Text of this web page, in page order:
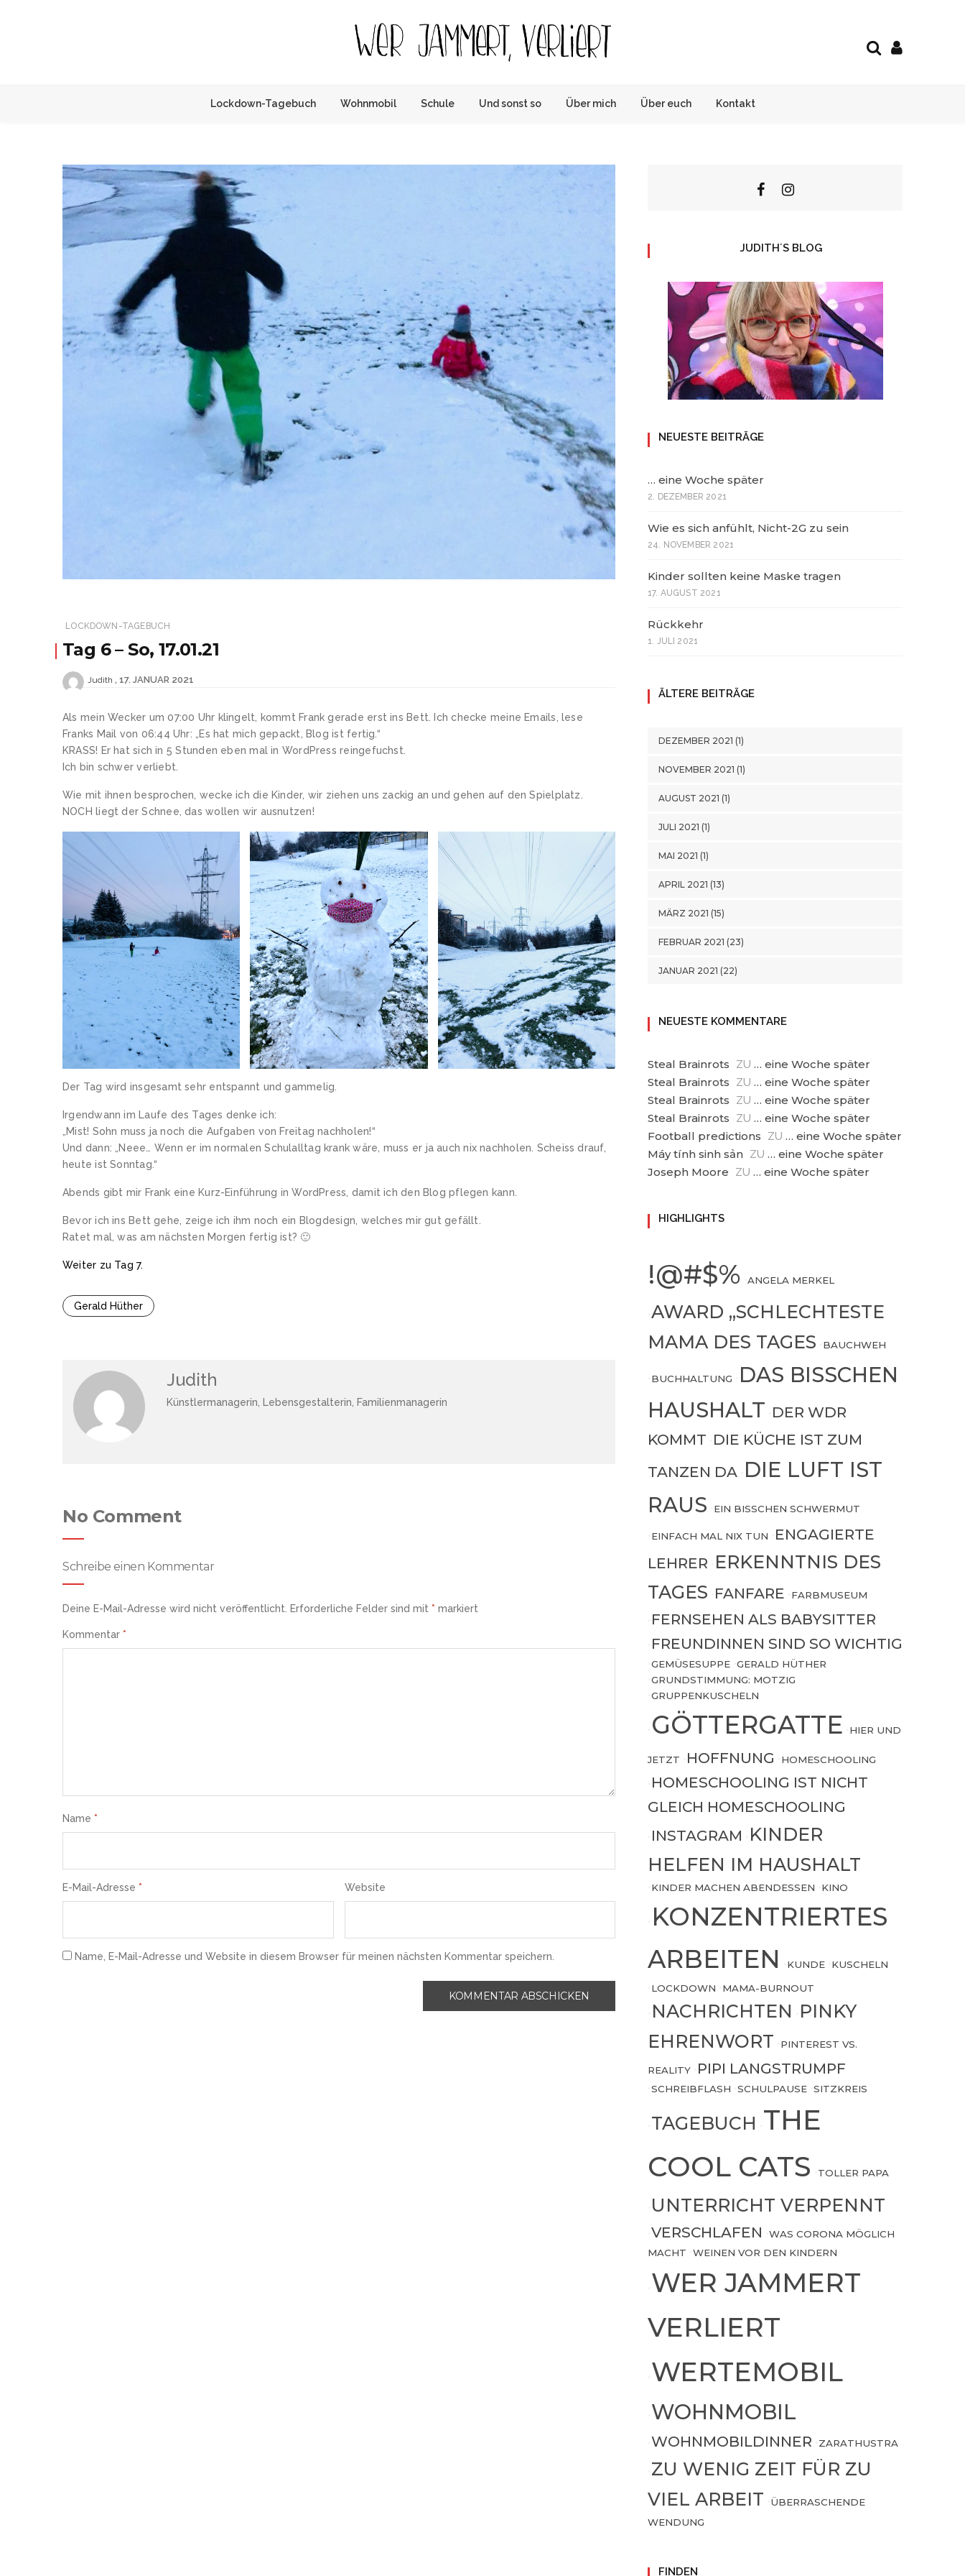
verliert
Optimismus & Co.
Lockdown-Tagebuch Wohnmobil Schule Und sonst so Über mich Über euch Kontakt
LOCKDOWN-TAGEBUCH
Tag 6 – So, 17.01.21
Judith 17. JANUAR 2021
Als mein Wecker um 07:00 Uhr klingelt, kommt Frank gerade erst ins Bett. Ich checke meine Emails, lese
Franks Mail von 06:44 Uhr: „Es hat mich gepackt, Blog ist fertig.“
KRASS! Er hat sich in 5 Stunden eben mal in WordPress reingefuchst.
Ich bin schwer verliebt.
Wie mit ihnen besprochen, wecke ich die Kinder, wir ziehen uns zackig an und gehen auf den Spielplatz.
NOCH liegt der Schnee, das wollen wir ausnutzen!
Der Tag wird insgesamt sehr entspannt und gammelig.
Irgendwann im Laufe des Tages denke ich:
„Mist! Sohn muss ja noch die Aufgaben von Freitag nachholen!“
Und dann: „Neee… Wenn er im normalen Schulalltag krank wäre, muss er ja auch nix nachholen. Scheiss drauf,
heute ist Sonntag.“
Abends gibt mir Frank eine Kurz-Einführung in WordPress, damit ich den Blog pflegen kann.
Bevor ich ins Bett gehe, zeige ich ihm noch ein Blogdesign, welches mir gut gefällt.
Ratet mal, was am nächsten Morgen fertig ist? 🙂
Weiter zu Tag 7.
Gerald Hüther
Judith
Künstlermanagerin, Lebensgestalterin, Familienmanagerin
No Comment
Schreibe einen Kommentar
Deine E-Mail-Adresse wird nicht veröffentlicht. Erforderliche Felder sind mit * markiert
Kommentar *
Name *
E-Mail-Adresse * Website
Name, E-Mail-Adresse und Website in diesem Browser für meinen nächsten Kommentar speichern.
JUDITH´S BLOG
NEUESTE BEITRÄGE
… eine Woche später
2. DEZEMBER 2021
Wie es sich anfühlt, Nicht-2G zu sein
24. NOVEMBER 2021
Kinder sollten keine Maske tragen
17. AUGUST 2021
Rückkehr
1. JULI 2021
ÄLTERE BEITRÄGE
DEZEMBER 2021 (1)
NOVEMBER 2021 (1)
AUGUST 2021 (1)
JULI 2021 (1)
MAI 2021 (1)
APRIL 2021 (13)
MÄRZ 2021 (15)
FEBRUAR 2021 (23)
JANUAR 2021 (22)
NEUESTE KOMMENTARE
Steal Brainrots ZU … eine Woche später
Steal Brainrots
ZU … eine Woche später
Steal Brainrots
ZU … eine Woche später
Steal Brainrots
ZU … eine Woche später
Football predictions
ZU … eine Woche später
Máy tính sinh sản
ZU … eine Woche später
Joseph Moore
ZU … eine Woche später
HIGHLIGHTS
!@#$% ANGELA MERKEL
AWARD „SCHLECHTESTE
MAMA DES TAGES
BAUCHWEH
BUCHHALTUNG
DAS BISSCHEN
HAUSHALT DER WDR
KOMMT DIE KÜCHE IST ZUM
TANZEN DA DIE LUFT IST
RAUS
EIN BISSCHEN SCHWERMUT
EINFACH MAL NIX TUN
ENGAGIERTE
LEHRER ERKENNTNIS DES
TAGES FANFARE FARBMUSEUM
FERNSEHEN ALS BABYSITTER
FREUNDINNEN SIND SO WICHTIG
GEMÜSESUPPE GERALD HÜTHER
GRUNDSTIMMUNG: MOTZIG
GRUPPENKUSCHELN
GÖTTERGATTE HIER UND
JETZT HOFFNUNG HOMESCHOOLING
HOMESCHOOLING IST NICHT
GLEICH HOMESCHOOLING
INSTAGRAM KINDER
HELFEN IM HAUSHALT
KINDER MACHEN ABENDESSEN KINO
KONZENTRIERTES
ARBEITEN
KUNDE KUSCHELN
LOCKDOWN MAMA-BURNOUT
NACHRICHTEN PINKY
EHRENWORT
PINTEREST VS.
REALITY PIPI LANGSTRUMPF
SCHREIBFLASH SCHULPAUSE SITZKREIS
TAGEBUCH THE
COOL CATS
TOLLER PAPA
UNTERRICHT VERPENNT
VERSCHLAFEN
WAS CORONA MÖGLICH
MACHT
WEINEN VOR DEN KINDERN
WER JAMMERT
VERLIERT
WERTEMOBIL
WOHNMOBIL
WOHNMOBILDINNER ZARATHUSTRA
ZU WENIG ZEIT FÜR ZU
VIEL ARBEIT
ÜBERRASCHENDE
WENDUNG
FINDEN